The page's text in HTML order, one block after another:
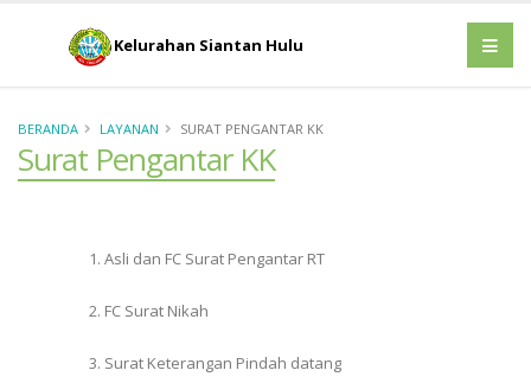
Kelurahan Siantan Hulu
BERANDA LAYANAN SURAT PENGANTAR KK
Surat Pengantar KK
1. Asli dan FC Surat Pengantar RT
2. FC Surat Nikah
3. Surat Keterangan Pindah datang